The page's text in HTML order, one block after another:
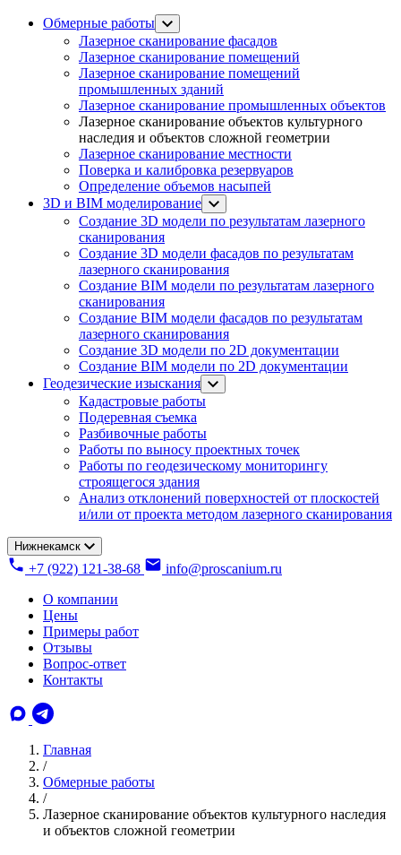
Обмерные работы
Лазерное сканирование фасадов
Лазерное сканирование помещений
Лазерное сканирование помещений
промышленных зданий
Лазерное сканирование промышленных объектов
Лазерное сканирование объектов культурного
наследия и объектов сложной геометрии
Лазерное сканирование местности
Поверка и калибровка резервуаров
Определение объемов насы​​пей
3D и BIM моделирование
Создание 3D модели по результатам лазерного
сканирования
Создание 3D модели фасадов по результатам
лазерного сканирования
Создание BIM модели по результатам лазерного
сканирования
Создание BIM модели фасадов по результатам
лазерного сканирования
Создание 3D модели по 2D документации
Создание BIM модели по 2D документации
Геодезические изыскания
Кадастровые работы
Подеревная съемка
Разбивочные работы
Работы по выносу проектных точек
Работы по геодезическому мониторингу
строящегося здания
Анализ отклонений поверхностей от плоскостей
и/или от проекта методом лазерного сканирования
Нижнекамск
+7 (922) 121-38-68
info@proscanium.ru
О компании
Цены
Примеры работ
Отзывы
Вопрос-ответ
Контакты
Главная
/
Обмерные работы
/
Лазерное сканирование объектов культурного наследия
и объектов сложной геометрии